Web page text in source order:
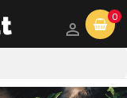
0
